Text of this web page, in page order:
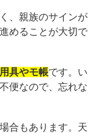
、親族のサインが
めることが大切で
具やモ帳です。い
便なので、忘れな
合もあります。天